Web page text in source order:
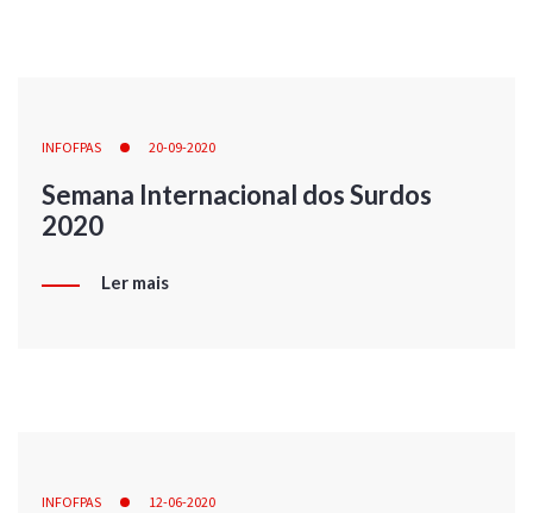
INFOFPAS 20-09-2020
Semana Internacional dos Surdos
2020
Ler mais
INFOFPAS 12-06-2020